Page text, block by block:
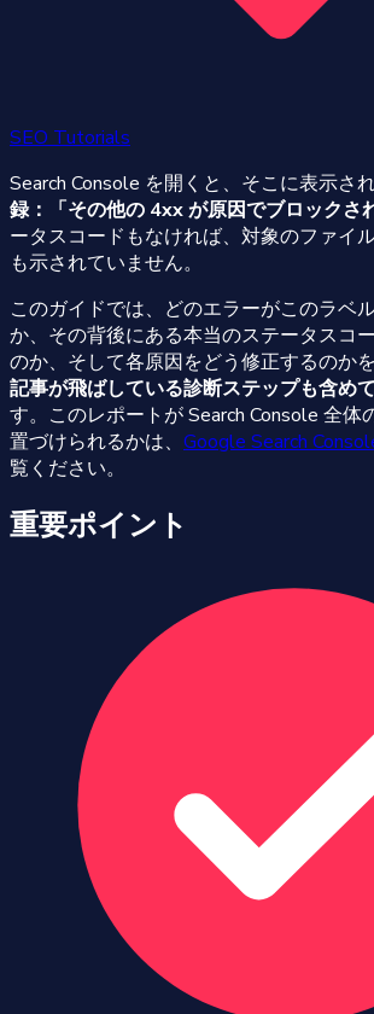
SEO Tutorials
Search Console を開くと、そこに表示され
録：「その他の 4xx が原因でブロックさ
ータスコードもなければ、対象のファイ
も示されていません。
このガイドでは、どのエラーがこのラベ
か、その背後にある本当のステータスコ
のか、そして各原因をどう修正するのかを
記事が飛ばしている診断ステップも含めて
す。このレポートが Search Console 全体
置づけられるかは、 Google Search
覧ください。
重要ポイント